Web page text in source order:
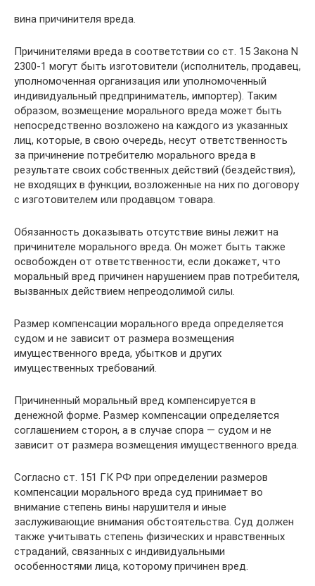
вина причинителя вреда.
Причинителями вреда в соответствии со ст. 15 Закона N
2300-1 могут быть изготовители (исполнитель, продавец,
уполномоченная организация или уполномоченный
индивидуальный предприниматель, импортер). Таким
образом, возмещение морального вреда может быть
непосредственно возложено на каждого из указанных
лиц, которые, в свою очередь, несут ответственность
за причинение потребителю морального вреда в
результате своих собственных действий (бездействия),
не входящих в функции, возложенные на них по договору
с изготовителем или продавцом товара.
Обязанность доказывать отсутствие вины лежит на
причинителе морального вреда. Он может быть также
освобожден от ответственности, если докажет, что
моральный вред причинен нарушением прав потребителя,
вызванных действием непреодолимой силы.
Размер компенсации морального вреда определяется
судом и не зависит от размера возмещения
имущественного вреда, убытков и других
имущественных требований.
Причиненный моральный вред компенсируется в
денежной форме. Размер компенсации определяется
соглашением сторон, а в случае спора — судом и не
зависит от размера возмещения имущественного вреда.
Согласно ст. 151 ГК РФ при определении размеров
компенсации морального вреда суд принимает во
внимание степень вины нарушителя и иные
заслуживающие внимания обстоятельства. Суд должен
также учитывать степень физических и нравственных
страданий, связанных с индивидуальными
особенностями лица, которому причинен вред.